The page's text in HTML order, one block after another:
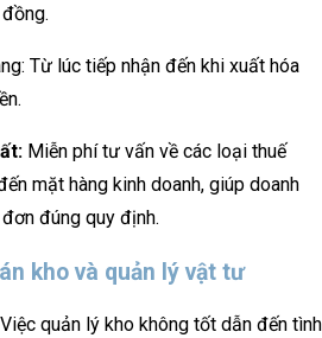
Từ lúc tiếp nhận đến khi xuất hóa
Miễn phí tư vấn về các loại thuế
mặt hàng kinh doanh, giúp doanh
đúng quy định.
kho và quản lý vật tư
quản lý kho không tốt dẫn đến tình